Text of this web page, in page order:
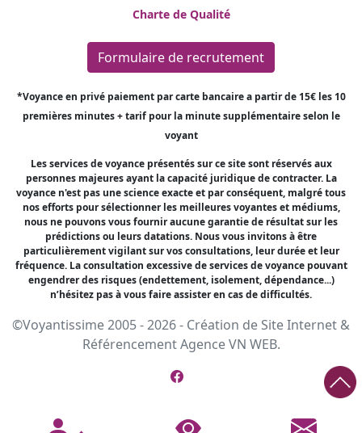
Charte de Qualité
Formulaire de recrutement
*Voyance en privé paiement par carte bancaire a partir de 15€ les 10
premières minutes + tarif pour la minute supplémentaire selon le
voyant
Les services de voyance présentés sur ce site sont réservés aux
personnes majeures ayant la capacité juridique de contracter. La
voyance n'est pas une science exacte et par conséquent, malgré tous
nos efforts pour sélectionner les meilleures voyantes et médiums,
nous ne pouvons vous fournir aucune garantie de résultat sur les
prédictions ou leurs datations. Nous vous invitons à être
particulièrement vigilant sur vos consultations, leur durée et leur
fréquence. La consultation excessive de services de voyance pouvant
engendrer des risques (endettement, isolement, dépendance...)
n’hésitez pas à vous faire assister en cas de difficultés.
©Voyantissime 2005 - 2026 - Création de Site Internet &
RéférencementAgence VN WEB.